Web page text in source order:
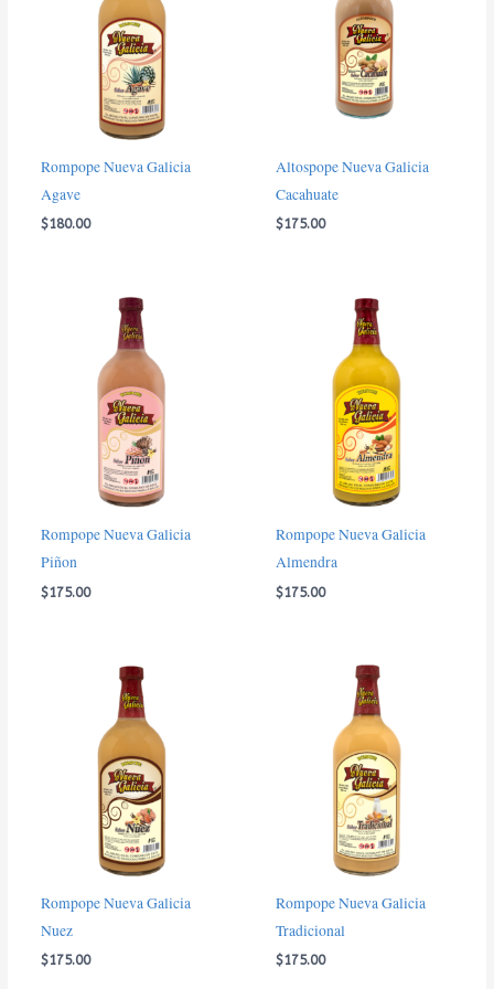
Rompope Nueva Galicia
Agave
$180.00
Altospope Nueva Galicia
Cacahuate
$175.00
Rompope Nueva Galicia
Piñon
$175.00
Rompope Nueva Galicia
Almendra
$175.00
Rompope Nueva Galicia
Nuez
$175.00
Rompope Nueva Galicia
Tradicional
$175.00